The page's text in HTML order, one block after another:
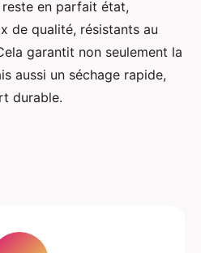
en parfait état,
de qualité, résistants au
garantit non seulement la
aussi un séchage rapide,
durable.